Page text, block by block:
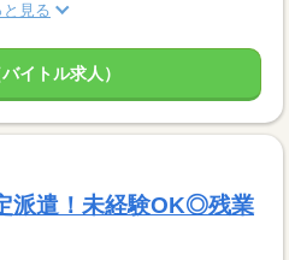
と見る
イトル求人）
派遣！未経験OK◎残業